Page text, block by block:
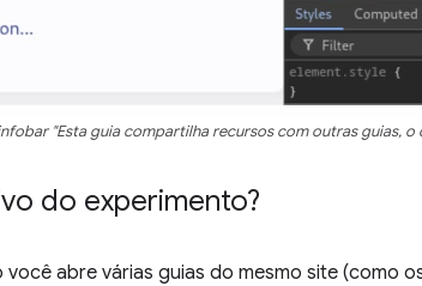
"Esta guia compartilha recursos com outras guias,
do experimento?
você abre várias guias do mesmo site (como